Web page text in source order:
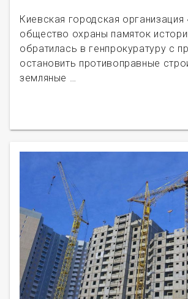
Киевская городская организация
общество охраны памяток
обратилась в генпрокуратуру с
остановить противоправные
земляные …